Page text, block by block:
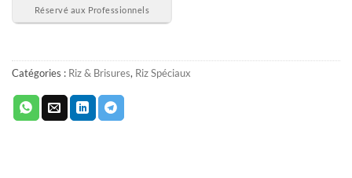
Catégories : Riz & Brisures, Riz Spéciaux